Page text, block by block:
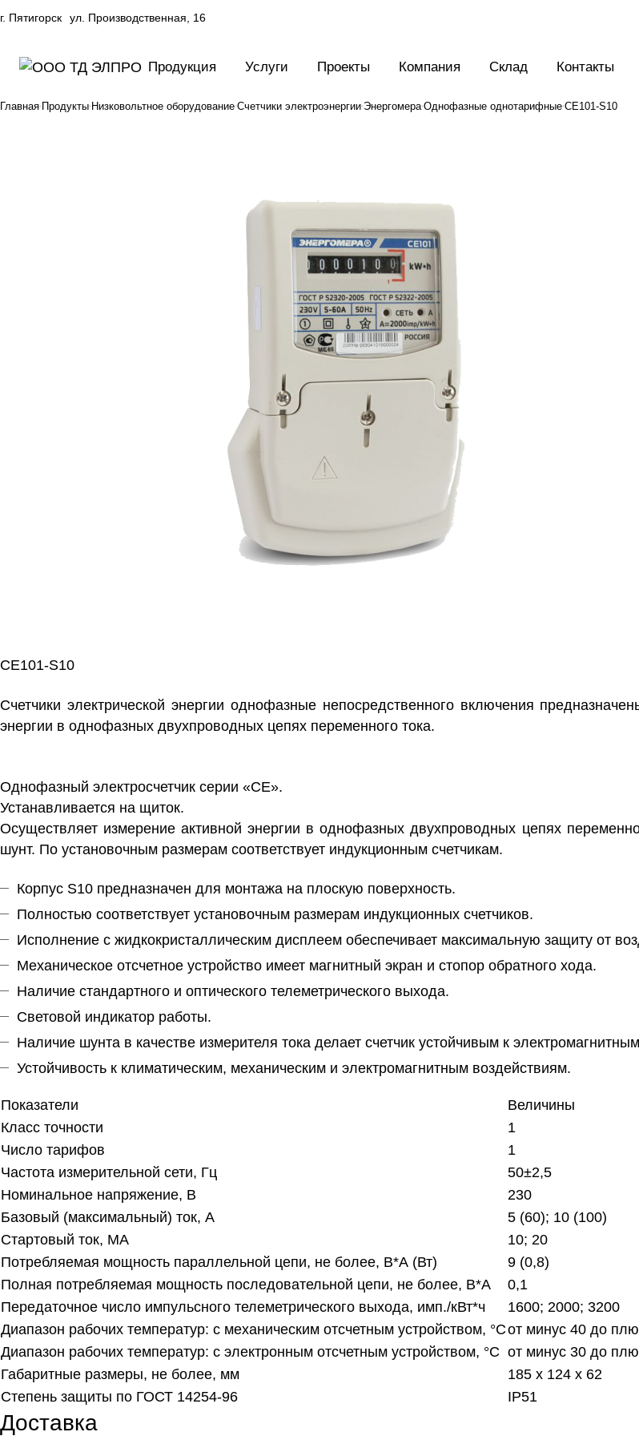
г. Пятигорск ул. Производственная, 16
Продукция Услуги Проекты Компания Склад Контакты
Главная Продукты Низковольтное оборудование Счетчики электроэнергии Энергомера Однофазные однотарифные CE101-S10
CE101-S10
Счетчики электрической энергии однофазные непосредственного включения
энергии в однофазных двухпроводных цепях переменного тока.
Однофазный электросчетчик серии «СЕ».
Устанавливается на щиток.
Осуществляет измерение активной энергии в однофазных двухпроводных цепях
шунт. По установочным размерам соответствует индукционным счетчикам.
Корпус S10 предназначен для монтажа на плоскую поверхность.
Полностью соответствует установочным размерам индукционных счетчиков.
Исполнение с жидкокристаллическим дисплеем обеспечивает максимальную защиту от
Механическое отсчетное устройство имеет магнитный экран и стопор обратного хода.
Наличие стандартного и оптического телеметрического выхода.
Световой индикатор работы.
Наличие шунта в качестве измерителя тока делает счетчик устойчивым к
Устойчивость к климатическим, механическим и электромагнитным воздействиям.
Показатели
Величины
Класс точности
1
Число тарифов
1
Частота измерительной сети, Гц
50±2,5
Номинальное напряжение, В
230
Базовый (максимальный) ток, А
5 (60); 10 (100)
Стартовый ток, МА
10; 20
Потребляемая мощность параллельной цепи, не более, В*А (Вт)
9 (0,8)
Полная потребляемая мощность последовательной цепи, не более, В*А
0,1
Передаточное число импульсного телеметрического выхода, имп./кВт*ч
1600; 2000; 3200
Диапазон рабочих температур: с механическим отсчетным устройством, °Сот минус 40 до
Диапазон рабочих температур: с электронным отсчетным устройством, °С от минус 30 до
Габаритные размеры, не более, мм
185 х 124 х 62
Степень защиты по ГОСТ 14254-96
IP51
Доставка